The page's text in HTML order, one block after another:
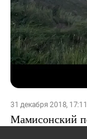
31 декабря 2018, 17:11
Мамисонский